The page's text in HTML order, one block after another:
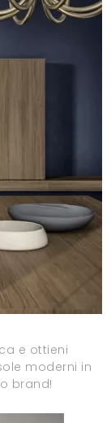
e ottieni
moderni in
brand!